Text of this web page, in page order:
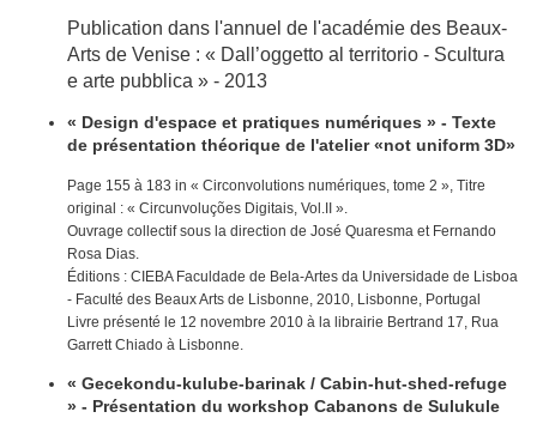
Publication dans l'annuel de l'académie des Beaux-
Arts de Venise : « Dall’oggetto al territorio - Scultura
e arte pubblica » - 2013
« Design d'espace et pratiques numériques » - Texte
de présentation théorique de l'atelier «not uniform 3D»
Page 155 à 183 in « Circonvolutions numériques, tome 2 », Titre
original : « Circunvoluções Digitais, Vol.II ».
Ouvrage collectif sous la direction de José Quaresma et Fernando
Rosa Dias.
Éditions : CIEBA Faculdade de Bela-Artes da Universidade de Lisboa
- Faculté des Beaux Arts de Lisbonne, 2010, Lisbonne, Portugal
Livre présenté le 12 novembre 2010 à la librairie Bertrand 17, Rua
Garrett Chiado à Lisbonne.
« Gecekondu-kulube-barinak / Cabin-hut-shed-refuge
» - Présentation du workshop Cabanons de Sulukule